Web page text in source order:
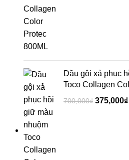
Dầu gội xả phục
Toco Collagen
700,000₫ 375,000₫